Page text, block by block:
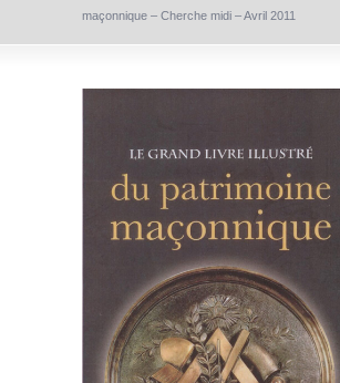
maçonnique – Cherche midi – Avril 2011